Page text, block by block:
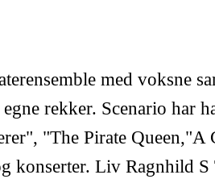
med voksne
rekker. Scenario har
"The Pirate
konserter. Liv Ragnhild